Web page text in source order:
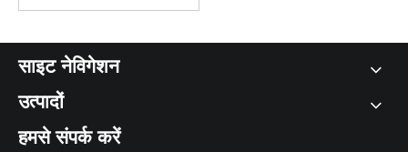
साइट नेविगेशन
उत्पादों
हमसे संपर्क करें